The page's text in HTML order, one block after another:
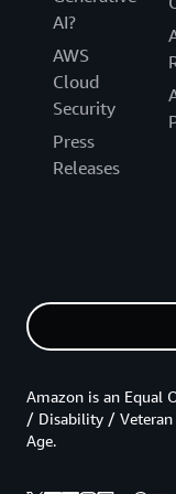
AI?
AWS
Cloud
Security
Press
Releases
Amazon is an Equal
/ Disability /
Age.